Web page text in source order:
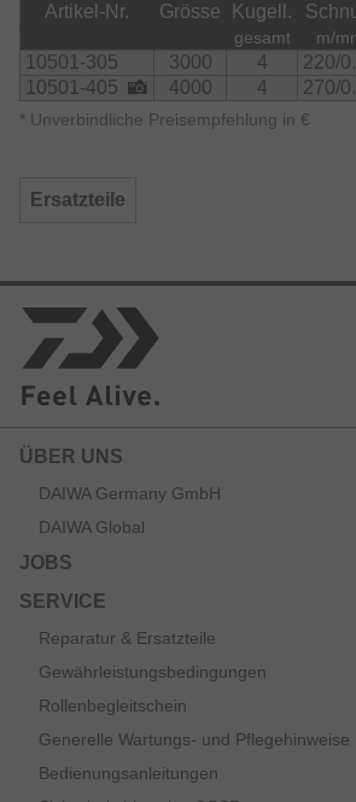
Artikel-Nr. Grösse Kugell.
gesamt m/
10501-305 3000 4 220/
10501-405
4000 4 270/
* Unverbindliche Preisempfehlung in €
Ersatzteile
ÜBER UNS
DAIWA Germany GmbH
DAIWA Global
JOBS
SERVICE
Reparatur & Ersatzteile
Gewährleistungsbedingungen
Rollenbegleitschein
Generelle Wartungs- und Pflegehinweise
Bedienungsanleitungen